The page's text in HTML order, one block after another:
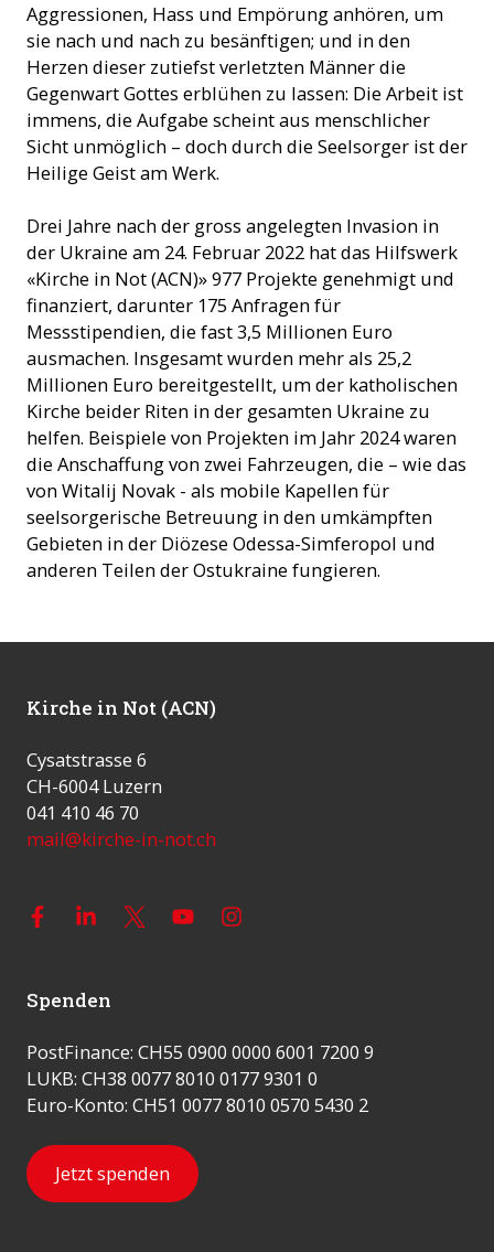
Aggressionen, Hass und Empörung anhören, um
sie nach und nach zu besänftigen; und in den
Herzen dieser zutiefst verletzten Männer die
Gegenwart Gottes erblühen zu lassen: Die Arbeit ist
immens, die Aufgabe scheint aus menschlicher
Sicht unmöglich – doch durch die Seelsorger ist der
Heilige Geist am Werk.
Drei Jahre nach der gross angelegten Invasion in
der Ukraine am 24. Februar 2022 hat das Hilfswerk
«Kirche in Not (ACN)» 977 Projekte genehmigt und
finanziert, darunter 175 Anfragen für
Messstipendien, die fast 3,5 Millionen Euro
ausmachen. Insgesamt wurden mehr als 25,2
Millionen Euro bereitgestellt, um der katholischen
Kirche beider Riten in der gesamten Ukraine zu
helfen. Beispiele von Projekten im Jahr 2024 waren
die Anschaffung von zwei Fahrzeugen, die – wie das
von Witalij Novak - als mobile Kapellen für
seelsorgerische Betreuung in den umkämpften
Gebieten in der Diözese Odessa-Simferopol und
anderen Teilen der Ostukraine fungieren.
Kirche in Not (ACN)
Cysatstrasse 6
CH-6004 Luzern
041 410 46 70
mail@kirche-in-not.ch
Spenden
PostFinance: CH55 0900 0000 6001 7200 9
LUKB: CH38 0077 8010 0177 9301 0
Euro-Konto: CH51 0077 8010 0570 5430 2
Jetzt spenden